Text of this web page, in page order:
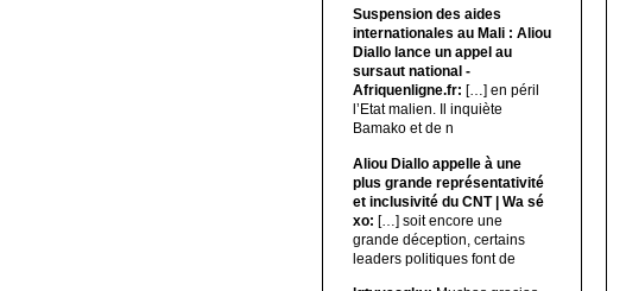
Suspension des aides
internationales au Mali : Aliou
Diallo lance un appel au
sursaut national -
Afriquenligne.fr: […] en péril
l’Etat malien. Il inquiète
Bamako et de n
Aliou Diallo appelle à une
plus grande représentativité
et inclusivité du CNT | Wa sé
xo: […] soit encore une
grande déception, certains
leaders politiques font de